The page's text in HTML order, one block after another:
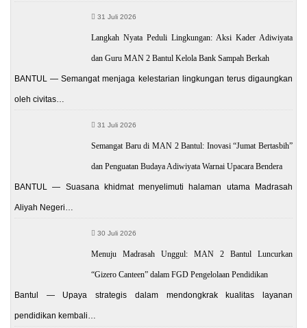
31 Juli 2026
Langkah Nyata Peduli Lingkungan: Aksi Kader Adiwiyata
dan Guru MAN 2 Bantul Kelola Bank Sampah Berkah
BANTUL — Semangat menjaga kelestarian lingkungan terus digaungkan
oleh civitas…
31 Juli 2026
Semangat Baru di MAN 2 Bantul: Inovasi “Jumat Bertasbih”
dan Penguatan Budaya Adiwiyata Warnai Upacara Bendera
BANTUL — Suasana khidmat menyelimuti halaman utama Madrasah
Aliyah Negeri…
30 Juli 2026
Menuju Madrasah Unggul: MAN 2 Bantul Luncurkan
“Gizero Canteen” dalam FGD Pengelolaan Pendidikan
Bantul — Upaya strategis dalam mendongkrak kualitas layanan
pendidikan kembali…